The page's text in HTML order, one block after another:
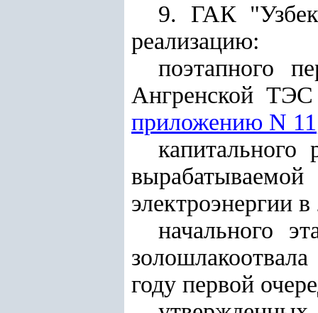
9. ГАК
реализацию:
поэтапного
Ангренской ТЭС
приложению N 11
электроэнергии
начального
году первой